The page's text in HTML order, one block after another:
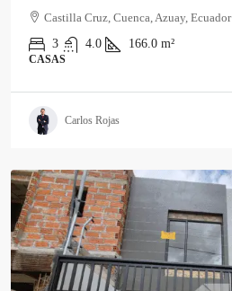
Castilla Cruz, Cuenca, Azuay, Ecuador
3
4.0 166.0 m²
CASAS
Carlos Rojas